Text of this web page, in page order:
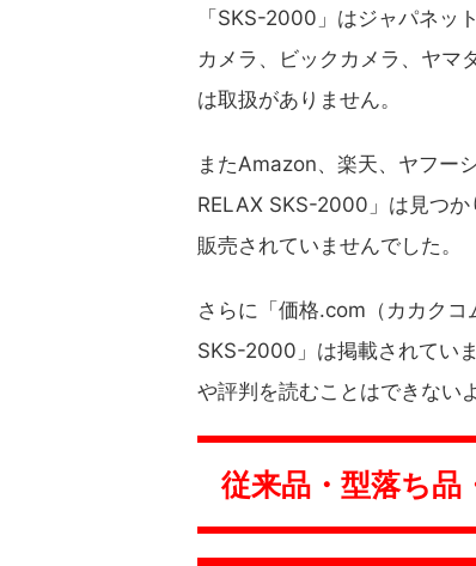
「SKS-2000」はジャパネッ
カメラ、ビックカメラ、ヤマ
は取扱がありません。
またAmazon、楽天、ヤフー
RELAX SKS-2000」は見つ
販売されていませんでした。
さらに「価格.com（カカク
SKS-2000」は掲載されてい
や評判を読むことはできない
従来品・型落ち